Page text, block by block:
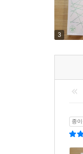
자기혐
자주
알려준
가장
배려
자기애
3
종이